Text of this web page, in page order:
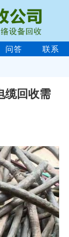
问答 联系
缆回收需